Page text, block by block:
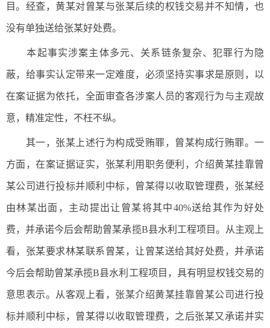
目。经查，黄某对曾某与张某后续的权钱交易并不知情，也
没有单独送给张某好处费。
本起事实涉案主体多元、关系链条复杂、犯罪行为隐
蔽，给事实认定带来一定难度，必须坚持实事求是原则，以
在案证据为依托，全面审查各涉案人员的客观行为与主观故
意，精准定性，不枉不纵。
其一，张某上述行为构成受贿罪，曾某构成行贿罪。一
方面，在案证据证实，张某利用职务便利，介绍黄某挂靠曾
某公司进行投标并顺利中标，曾某得以收取管理费，张某经
由林某出面，主动提出让曾某将其中40%送给其作为好处
费，并承诺今后会帮助曾某承揽B县水利工程项目。从主观上
看，张某要求林某联系曾某，让曾某送给其好处费，并承诺
今后会帮助曾某承揽B县水利工程项目，具有明显权钱交易的
意思表示。从客观上看，张某介绍黄某挂靠曾某公司进行投
标并顺利中标，曾某得以收取管理费，之后张某又承诺并实